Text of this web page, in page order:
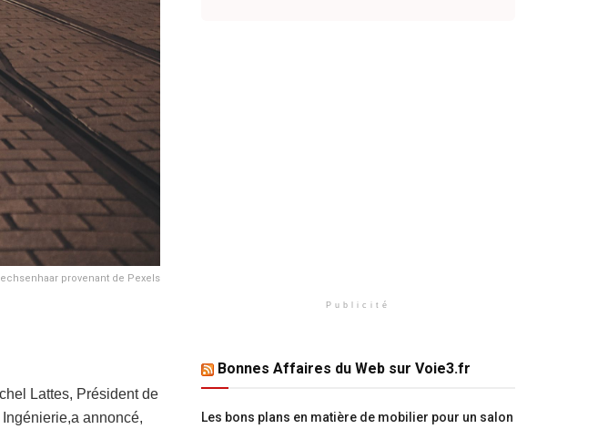
provenant de Pexels
Lattes, Président de
annoncé,
Publicité
Bonnes Affaires du Web sur Voie3.fr
Les bons plans en matière de mobilier pour un salon